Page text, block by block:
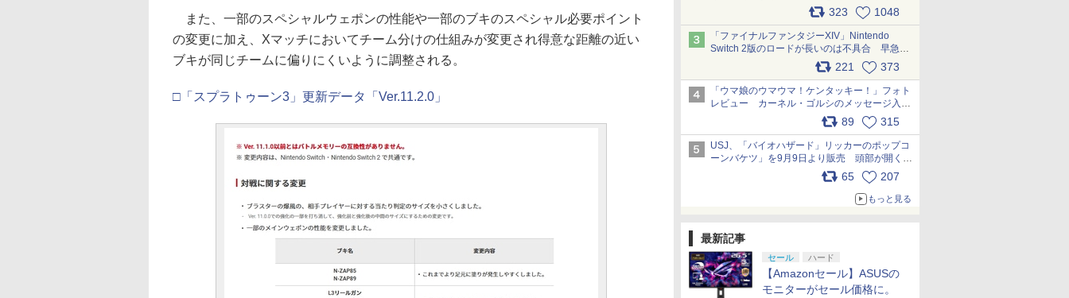
ッグを食べてみた イラストそのままのメニュ
ー化に挑戦。これが意外にもおいしい
pic.x.com/Kgl04hZaeg
323 1048
「ファイナルファンタジーXIV」Nintendo
Switch 2版のロードが長いのは不具合 早急に
アップデートできるよう対応中221 373
「ウマ娘のウマウマ！ケンタッキー！」フォト
レビュー カーネル・ゴルシのメッセージ入り
パッケージや描き下ろしトレカなどが登場
89 315
USJ、「バイオハザード」リッカーのポップコ
ーンバケツ」を9月9日より販売 頭部が開く仕
組み。味は恐怖を堪のう「味噌フレーバー」
65 207
もっと見る
最新記事
セール ハード
【Amazonセール】ASUSの
モニターがセール価格に。
また、一部のスペシャルウェポンの性能や一部のブキのスペシャル必要ポイント
の変更に加え、Xマッチにおいてチーム分けの仕組みが変更され得意な距離の近い
ブキが同じチームに偏りにくいように調整される。
□「スプラトゥーン3」更新データ「Ver.11.2.0」